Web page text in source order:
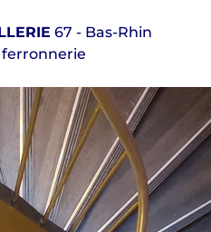
67 - Bas-Rhin